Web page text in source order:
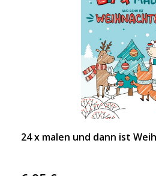
24 x malen und dann ist